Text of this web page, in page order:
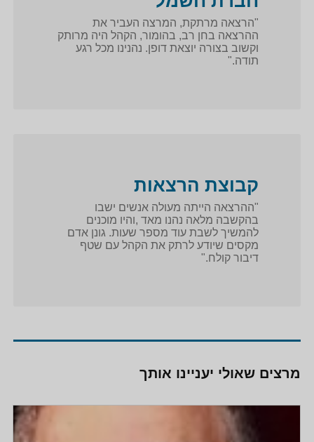
"הרצאה מרתקת, המרצה העביר את
ההרצאה בחן רב, בהומור, הקהל היה מרותק
וקשוב בצורה יוצאת דופן. נהנינו מכל רגע
תודה."
קבוצת הרצאות
"ההרצאה הייתה מעולה אנשים ישבו
בהקשבה מלאה נהנו מאד ,והיו מוכנים
להמשיך לשבת עוד מספר שעות. גונן אדם
מקסים שיודע לרתק את הקהל עם שטף
דיבור קולח."
מרצים שאולי יעניינו אותך